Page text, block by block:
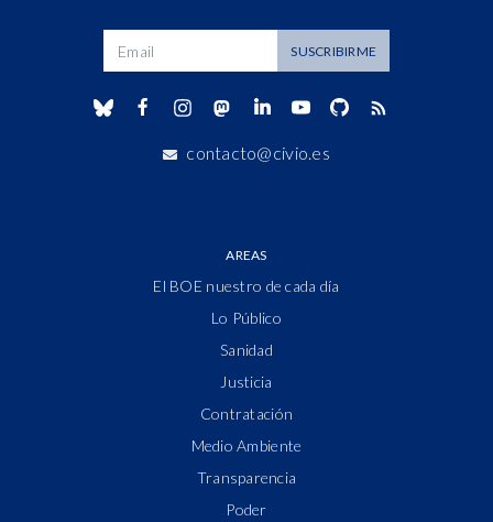
SUSCRIBIRME
contacto@civio.es
AREAS
El BOE nuestro de cada día
Lo Público
Sanidad
Justicia
Contratación
Medio Ambiente
Transparencia
Poder